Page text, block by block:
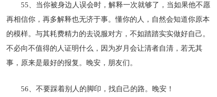
55、当你被身边人误会时，解释一次就够了，当如果他不愿
再相信你，再多解释也无济于事。懂你的人，自然会知道你原本
的模样。与其耗费精力的去说服对方，不如踏踏实实做好自己。
不必向不值得的人证明什么，因为岁月会让清者自清，若无其
事，原来是最好的报复。晚安，朋友们。
56、不要踩着别人的脚印，找自己的路。晚安！